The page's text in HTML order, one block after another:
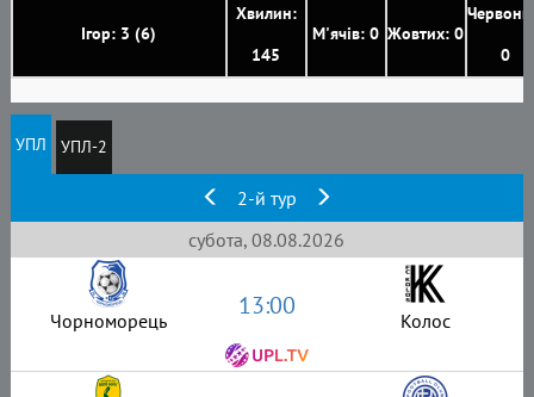
Ігор: 3 (6)
Хвилин:
145
М'ячів: 0 Жовтих: 0
0
УПЛ УПЛ-2
2-й тур
субота, 08.08.2026
Чорноморець 13:00 Колос